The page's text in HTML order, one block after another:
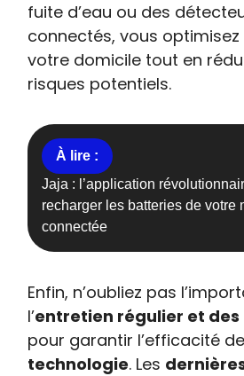
fuite d’eau ou des
connectés, vous
votre domicile tout en
risques potentiels.
Jaja : l’application
recharger les batteries de votre
connectée
Enfin, n’oubliez pas
l’entretien régulier et des
pour garantir l’efficacité
technologie. Les